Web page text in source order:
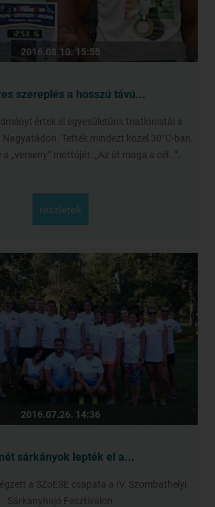
2016.08.10. 15:55
szereplés a hosszú távú...
értek el egyesületünk triatlonistái a
Tették mindezt közel 30°C-ban,
„verseny” mottóját: „Az út maga a cél…”.
részletek
2016.07.26. 14:36
sárkányok lepték el a...
a SZoESE csapata a IV. Szombathelyi
Sárkányhajó Fesztiválon